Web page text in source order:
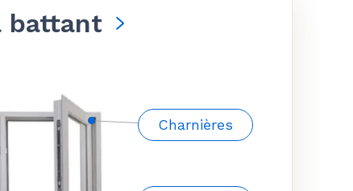
battant
Charnières